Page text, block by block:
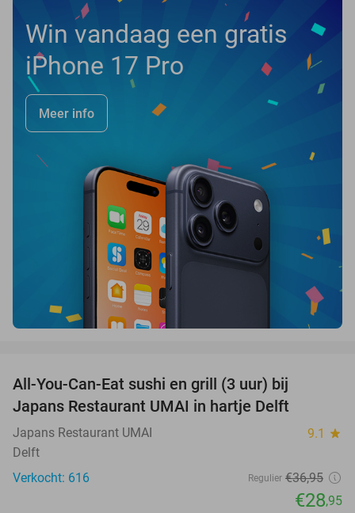
Win vandaag een gratis
iPhone 17 Pro
Meer info
All-You-Can-Eat sushi en grill (3 uur) bij
Japans Restaurant UMAI in hartje Delft
Japans Restaurant UMAI 9.1 star
Delft
Verkocht: 616
Regulier €36,95
€28,95